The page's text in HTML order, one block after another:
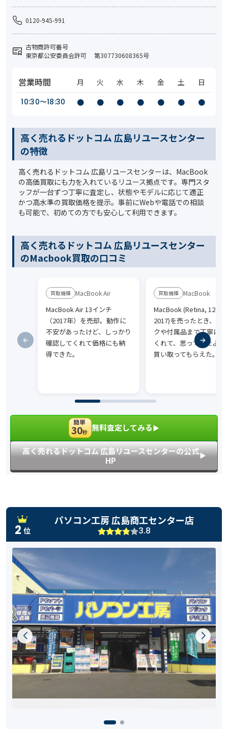
0120-945-991
古物商許可番号
東京都公安委員会許可 第307730608365号
営業時間 月 火 水 木 金 土
日
10:30〜18:30
● ● ● ● ● ● ●
高く売れるドットコム 広島リユースセンター
の特徴
高く売れるドットコム 広島リユースセンターは、MacBook
の高価買取にも力を入れているリユース拠点です。専門スタ
ッフが一台ずつ丁寧に査定し、状態やモデルに応じて適正
かつ高水準の買取価格を提示。事前にWebや電話での相談
も可能で、初めての方でも安心して利用できます。
高く売れるドットコム 広島リユースセンター
のMacbook買取の口コミ
MacBook Air
MacBook Air 13インチ
（2017年）を売却。動作に
不安があったけど、しっかり
確認してくれて価格にも納
得できた。
MacBook
MacBook (Retina, 12-
2017)を売ったとき、ス
クや付属品まで丁寧に
くれて、思っていたより
買い取ってもらえた。
簡単
30秒 無料査定してみる▶︎
高く売れるドットコム 広島リユースセンターの公式
HP
▶︎
2 位
パソコン工房 広島商工センター店
3.8